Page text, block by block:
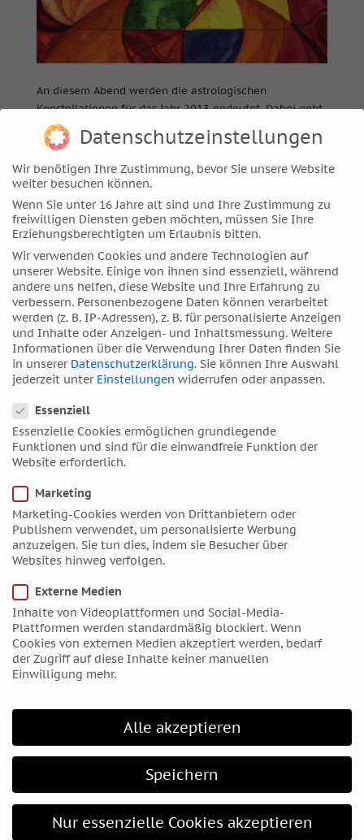
An diesem Abend werden die astrologischen
Konstellationen für das Jahr 2013 gedeutet. Dabei geht
es um globale Veränderungen, aber auch um die Frage,
wie jede/r Einzelne die Astrologie nutzen kann, um den
Wandel aktiv zu gestalten.
Preis: 12 Euro
DAV-Ausbildungszentrum
Bochum c/o IAG Bochum
Herner Str. 88
44791 Bochum
Informationen
Kontakt
Rechtliches
Cookie Einstellungen
AGB und Widerrufsbelehrung
Lesestoff
Astrologie-Artikel
Astro-Blog
Fabelhafte Astrologie
Astro-Buch-Tipps für Einsteiger
Kategorien
Datenschutzeinstellungen
Wir benötigen Ihre Zustimmung, bevor Sie unsere Website
weiter besuchen können.
Wenn Sie unter 16 Jahre alt sind und Ihre Zustimmung zu
freiwilligen Diensten geben möchten, müssen Sie Ihre
Erziehungsberechtigten um Erlaubnis bitten.
Wir verwenden Cookies und andere Technologien auf
unserer Website. Einige von ihnen sind essenziell, während
andere uns helfen, diese Website und Ihre Erfahrung zu
verbessern. Personenbezogene Daten können verarbeitet
werden (z. B. IP-Adressen), z. B. für personalisierte Anzeigen
und Inhalte oder Anzeigen- und Inhaltsmessung. Weitere
Informationen über die Verwendung Ihrer Daten finden Sie
in unserer Datenschutzerklärung. Sie können Ihre Auswahl
jederzeit unter Einstellungen widerrufen oder anpassen.
Essenziell
Essenzielle Cookies ermöglichen grundlegende
Funktionen und sind für die einwandfreie Funktion der
Website erforderlich.
Marketing
Marketing-Cookies werden von Drittanbietern oder
Publishern verwendet, um personalisierte Werbung
anzuzeigen. Sie tun dies, indem sie Besucher über
Websites hinweg verfolgen.
Externe Medien
Inhalte von Videoplattformen und Social-Media-
Plattformen werden standardmäßig blockiert. Wenn
Cookies von externen Medien akzeptiert werden, bedarf
der Zugriff auf diese Inhalte keiner manuellen
Einwilligung mehr.
Alle akzeptieren
Speichern
Nur essenzielle Cookies akzeptieren